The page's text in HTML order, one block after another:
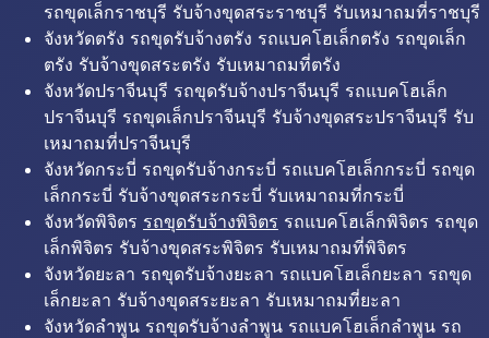
รถขุดเล็กราชบุรี รับจ้างขุดสระราชบุรี รับเหมาถมที่ราชบุรี
จังหวัดตรัง รถขุดรับจ้างตรัง รถแบคโฮเล็กตรัง รถขุดเล็ก
ตรัง รับจ้างขุดสระตรัง รับเหมาถมที่ตรัง
จังหวัดปราจีนบุรี รถขุดรับจ้างปราจีนบุรี รถแบคโฮเล็ก
ปราจีนบุรี รถขุดเล็กปราจีนบุรี รับจ้างขุดสระปราจีนบุรี รับ
เหมาถมที่ปราจีนบุรี
จังหวัดกระบี่ รถขุดรับจ้างกระบี่ รถแบคโฮเล็กกระบี่ รถขุด
เล็กกระบี่ รับจ้างขุดสระกระบี่ รับเหมาถมที่กระบี่
จังหวัดพิจิตร รถขุดรับจ้างพิจิตร รถแบคโฮเล็กพิจิตร รถขุด
เล็กพิจิตร รับจ้างขุดสระพิจิตร รับเหมาถมที่พิจิตร
จังหวัดยะลา รถขุดรับจ้างยะลา รถแบคโฮเล็กยะลา รถขุด
เล็กยะลา รับจ้างขุดสระยะลา รับเหมาถมที่ยะลา
จังหวัดลำพูน รถขุดรับจ้างลำพูน รถแบคโฮเล็กลำพูน รถ